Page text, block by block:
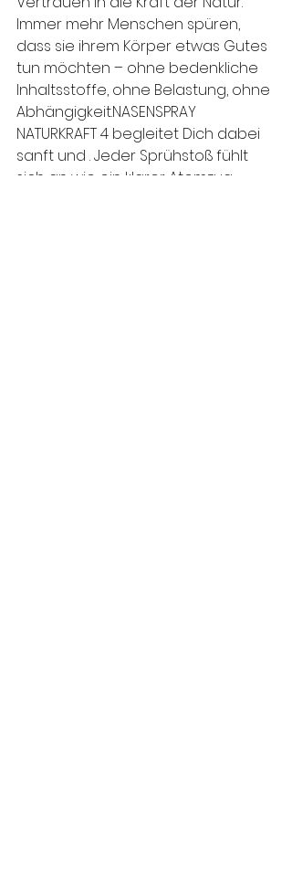
Immer mehr Menschen spüren,
dass sie ihrem Körper etwas Gutes
tun möchten – ohne bedenkliche
Inhaltsstoffe, ohne Belastung, ohne
Abhängigkeit.NASENSPRAY
NATURKRAFT 4 begleitet Dich dabei
sanft und . Jeder Sprühstoß fühlt
sich an wie ein klarer Atemzug